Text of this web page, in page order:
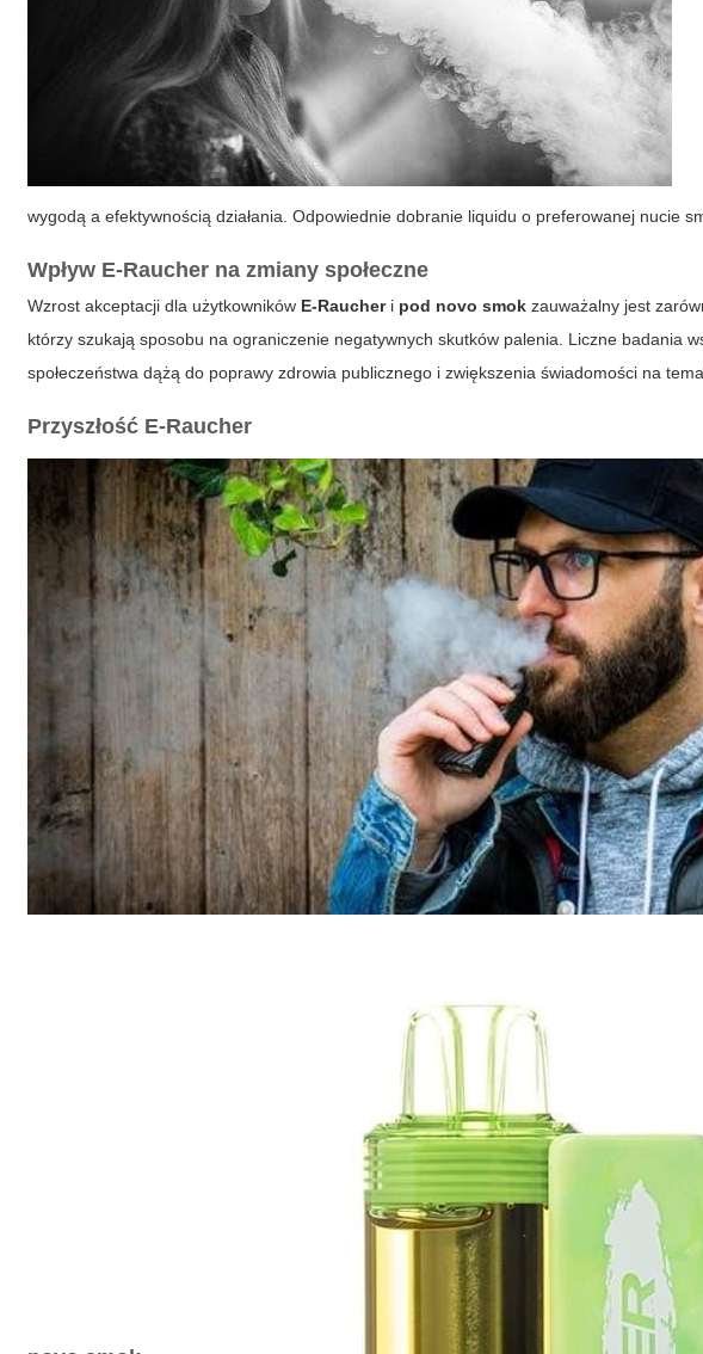
wygodą a efektywnością działania. Odpowiednie dobranie liquidu o preferowanej nucie
Wpływ E-Raucher na zmiany społeczne
Wzrost akceptacji dla użytkowników E-Raucheri pod novo smok zauważalny jest
którzy szukają sposobu na ograniczenie negatywnych skutków palenia. Liczne badania
społeczeństwa dążą do poprawy zdrowia publicznego i zwiększenia świadomości na
Przyszłość E-Raucher